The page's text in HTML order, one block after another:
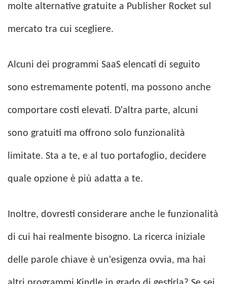
molte alternative gratuite a Publisher Rocket sul
mercato tra cui scegliere.
Alcuni dei programmi SaaS elencati di seguito
sono estremamente potenti, ma possono anche
comportare costi elevati. D'altra parte, alcuni
sono gratuiti ma offrono solo funzionalità
limitate. Sta a te, e al tuo portafoglio, decidere
quale opzione è più adatta a te.
Inoltre, dovresti considerare anche le funzionalità
di cui hai realmente bisogno. La ricerca iniziale
delle parole chiave è un'esigenza ovvia, ma hai